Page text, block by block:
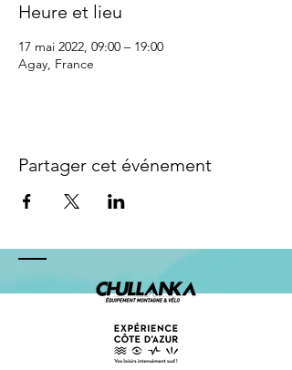
Heure et lieu
17 mai 2022, 09:00 – 19:00
Agay, France
Partager cet événement